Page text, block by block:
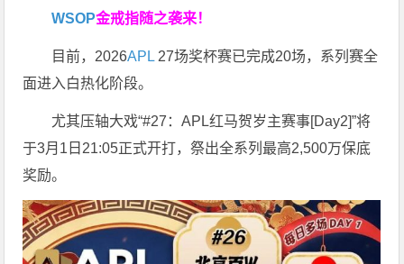
WSOP金戒指随之袭来！
目前，2026APL 27场奖杯赛已完成20场，系列赛全
面进入白热化阶段。
尤其压轴大戏“#27：APL红马贺岁主赛事[Day2]”将
于3月1日21:05正式开打，祭出全系列最高2,500万保底
奖励。